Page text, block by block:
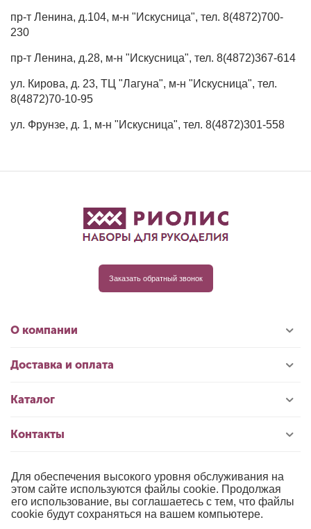
пр-т Ленина, д.104, м-н "Искусница", тел. 8(4872)700-
230
пр-т Ленина, д.28, м-н "Искусница", тел. 8(4872)367-614
ул. Кирова, д. 23, ТЦ "Лагуна", м-н "Искусница", тел.
8(4872)70-10-95
ул. Фрунзе, д. 1, м-н "Искусница", тел. 8(4872)301-558
Заказать обратный звонок
О компании
Доставка и оплата
Каталог
Контакты
© 1996-2026 «РИОЛИС»
Публичная оферта
Для обеспечения высокого уровня обслуживания на
этом сайте используются файлы cookie. Продолжая
его использование, вы соглашаетесь с тем, что файлы
cookie будут сохраняться на вашем компьютере.